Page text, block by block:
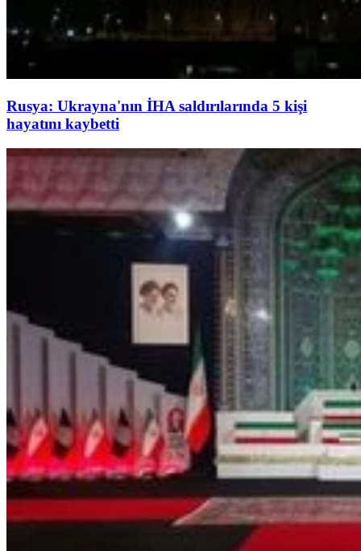
Rusya: Ukrayna'nın İHA saldırılarında 5 kişi
hayatını kaybetti